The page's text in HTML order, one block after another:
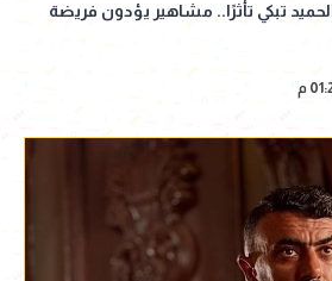
تبكي تأثرًا.. مشاهير يؤدون فريضة